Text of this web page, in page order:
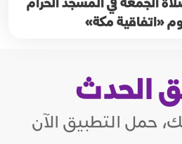
«اتفاقية مكة»
الحدث
حمل التطبيق الآن